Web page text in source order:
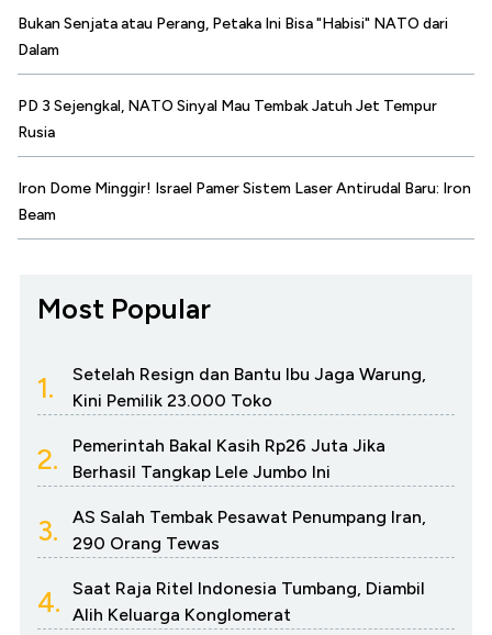
Bukan Senjata atau Perang, Petaka Ini Bisa "Habisi" NATO dari
Dalam
PD 3 Sejengkal, NATO Sinyal Mau Tembak Jatuh Jet Tempur
Rusia
Iron Dome Minggir! Israel Pamer Sistem Laser Antirudal Baru: Iron
Beam
Most Popular
1.
Setelah Resign dan Bantu Ibu Jaga Warung,
Kini Pemilik 23.000 Toko
2.
Pemerintah Bakal Kasih Rp26 Juta Jika
Berhasil Tangkap Lele Jumbo Ini
3.
AS Salah Tembak Pesawat Penumpang Iran,
290 Orang Tewas
4.
Saat Raja Ritel Indonesia Tumbang, Diambil
Alih Keluarga Konglomerat